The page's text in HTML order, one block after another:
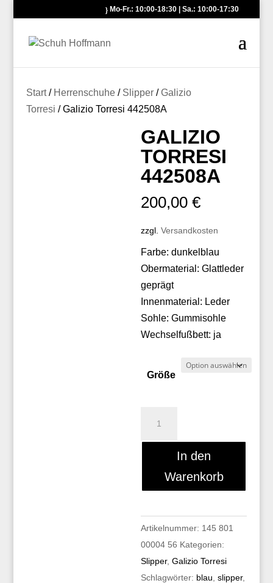
Mo-Fr.: 10:00-18:30 | Sa.: 10:00-17:30
Start/ Herrenschuhe/ Slipper/Galizio
Torresi / Galizio Torresi 442508A
GALIZIO
TORRESI
442508A
200,00€
zzgl.Versandkosten
Farbe: dunkelblau
Obermaterial: Glattleder
geprägt
Innenmaterial: Leder
Sohle: Gummisohle
Wechselfußbett: ja
Größe
In den
Warenkorb
Artikelnummer: 145 801
00004 56 Kategorien:
Slipper,Galizio Torresi
Schlagwörter: blau ,slipper,